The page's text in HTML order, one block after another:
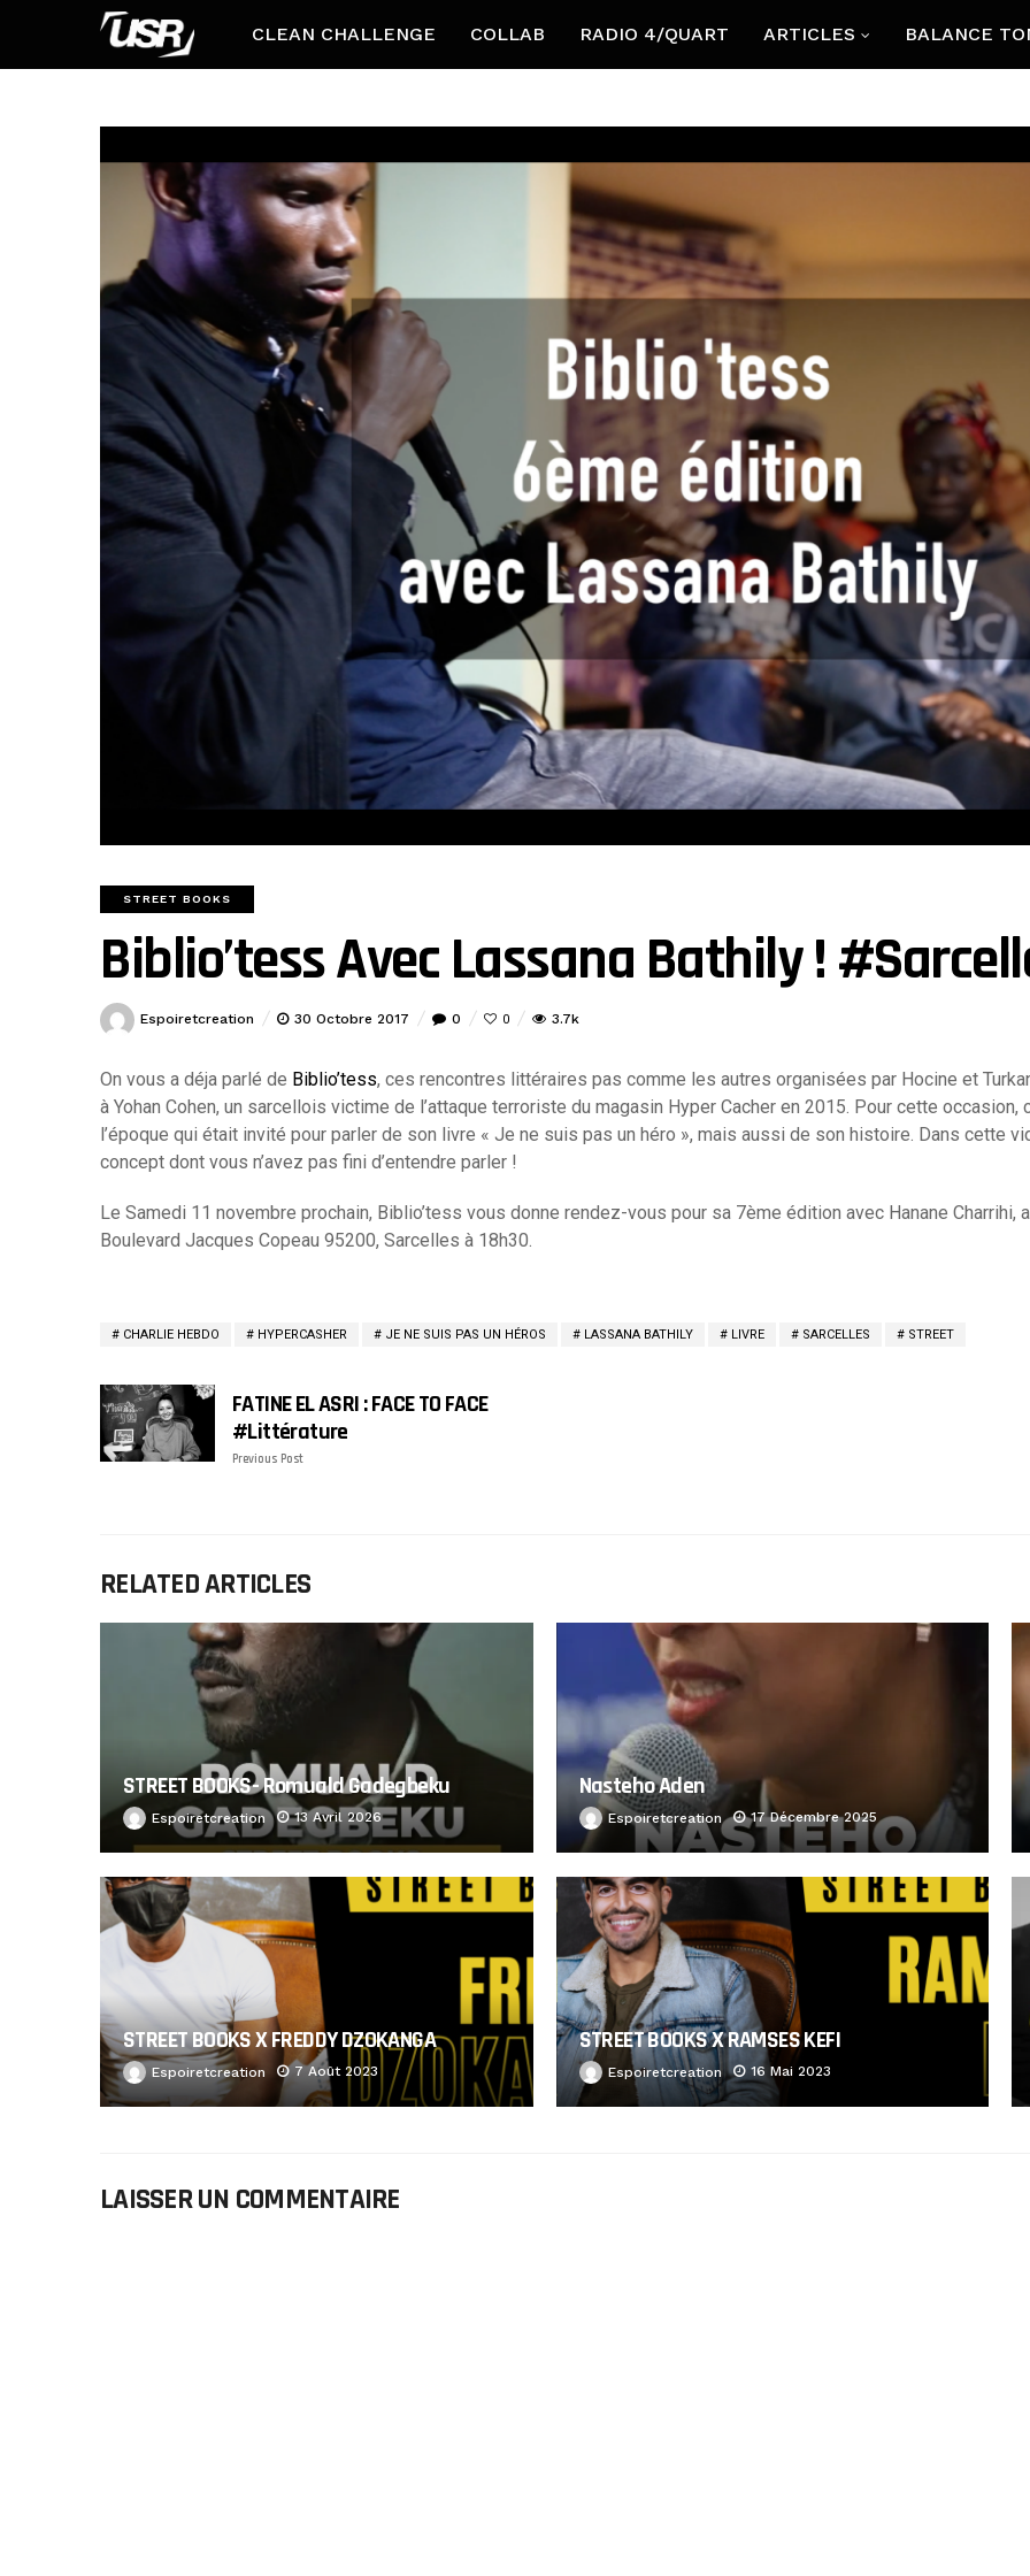
CLEAN CHALLENGE COLLAB RADIO 4/QUART ARTICLES BALANCE
STREET BOOKS
Biblio’tess Avec Lassana Bathily !
Espoiretcreation 30 Octobre 2017 0 0 3.7k
On vous a déja parlé de Biblio’tess, ces rencontres littéraires pas comme les autres organisées par Hocine et
à Yohan Cohen, un sarcellois victime de l’attaque terroriste du magasin Hyper Cacher en 2015. Pour cette occasion,
l’époque qui était invité pour parler de son livre « Je ne suis pas un héro », mais aussi de son histoire. Dans cette
concept dont vous n’avez pas fini d’entendre parler !
Le Samedi 11 novembre prochain, Biblio’tess vous donne rendez-vous pour sa 7ème édition avec Hanane Charrihi,
Boulevard Jacques Copeau 95200, Sarcelles à 18h30.
CHARLIE HEBDO HYPERCASHER JE NE SUIS PAS UN HÉROS LASSANA BATHILY LIVRE SARCELLES STREET
FATINE EL ASRI : FACE TO FACE
#littérature
Previous Post
RELATED ARTICLES
STREET BOOKS- Romuald Gadegbeku
Espoiretcreation 13 Avril 2026
Nasteho Aden
Espoiretcreation 17 Décembre 2025
STREET BOOKS X FREDDY DZOKANGA
Espoiretcreation 7 Août 2023
STREET BOOKS X RAMSES KEFI
Espoiretcreation 16 Mai 2023
LAISSER UN COMMENTAIRE